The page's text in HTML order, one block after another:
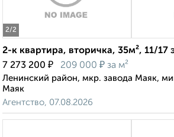
2/2
2-к квартира, вторичка, 35м², 11/17
7 273 200 ₽ 209 000 ₽ за м²
Ленинский район, мкр. завода Маяк,
Маяк
Агентство, 07.08.2026